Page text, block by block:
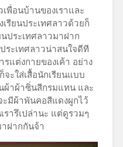
พื่อนบ้านของเราและ
เรียนประเทศลาวด้วยก็
นประเทศลาวมาฝาก
ระเทศลาวน่าสนใจดีที
รแต่งกายของเค้า อย่าง
ะใส่เสื้อนักเรียนแบบ
ผ้าผ้าซิ่นสีกรมแทน และ
มีผ้าพันคอสีแดงผูกไว้
รารึเปล่านะ แต่ดูรวมๆ
ฝากกันจ้า